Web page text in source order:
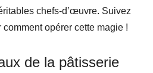
chefs-d’œuvre. Suivez
opérer cette magie !
de la pâtisserie